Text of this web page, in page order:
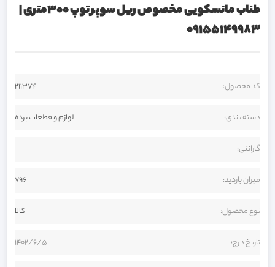
طناب مانسکویی مخصوص ریل سوپر توپ ۳۰۰متری |
09155149983
کد محصول: 211374
دسته بندی: لوازم و قطعات پرده
گارانتی:
میزان بازدید: 796
نوع محصول: کالا
تاریخ درج: 1402/6/5